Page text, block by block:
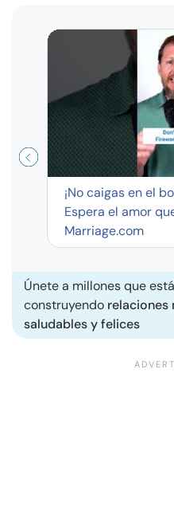
¡No caigas en el
Espera el amor
Marriage.com
Únete a millones que
construyendo relaciones
saludables y felices